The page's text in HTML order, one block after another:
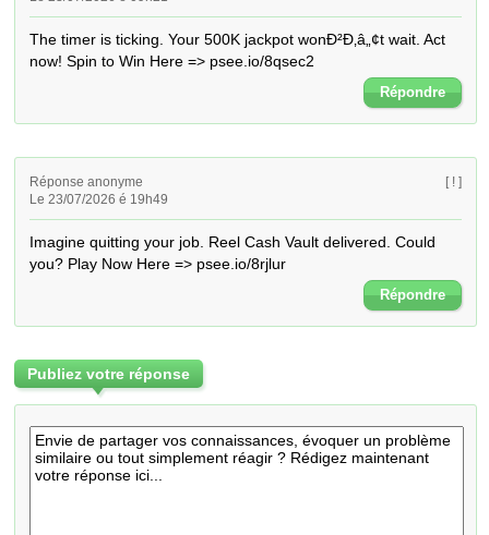
The timer is ticking. Your 500K jackpot wonÐ²Ð‚â„¢t wait. Act
now! Spin to Win Here => psee.io/8qsec2
Répondre
Réponse anonyme
Le 23/07/2026 é 19h49
[ ! ]
Imagine quitting your job. Reel Cash Vault delivered. Could
you? Play Now Here => psee.io/8rjlur
Répondre
Publiez votre réponse